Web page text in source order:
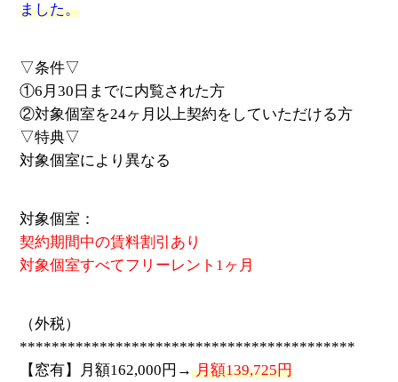
ました。
▽条件▽
①6月30日までに内覧された方
②対象個室を24ヶ月以上契約をしていただける方
▽特典▽
対象個室により異なる
対象個室：
契約期間中の賃料割引あり
対象個室すべてフリーレント1ヶ月
（外税）
******************************************
【窓有】月額162,000円→月額139,725円